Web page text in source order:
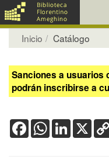
Inicio Catálogo
Sanciones a usuarios
podrán inscribirse a
FacebookWhatsApp
LinkedIn
X